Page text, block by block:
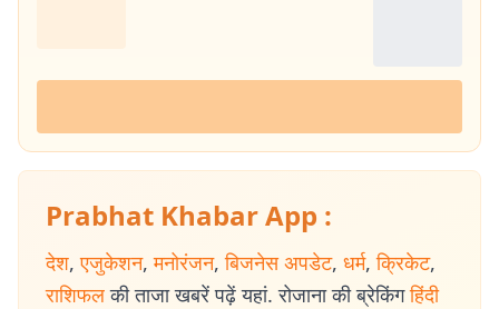
Prabhat Khabar App :
देश, एजुकेशन, मनोरंजन, बिजनेस अपडेट, धर्म, क्रिकेट,
राशिफल की ताजा खबरें पढ़ें यहां. रोजाना की ब्रेकिंग हिंदी